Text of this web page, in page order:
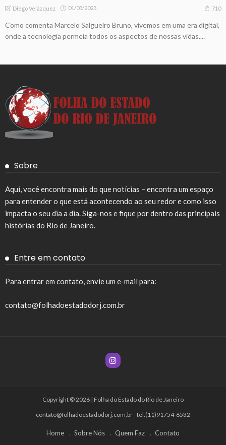
Diego Velázquez 01/03/2023 710
Como comenta Marcelo Salgueiro Bruno, vivemos em uma era digital,
onde a tecnologia permeia todos os aspectos de nossas vidas....
Sobre
Aqui, você encontra mais do que notícias – encontra um espaço
para entender o que está acontecendo ao seu redor e como isso
impacta o seu dia a dia. Siga-nos e fique por dentro das principais
histórias do Rio de Janeiro.
Entre em contato
Para entrar em contato, envie um e-mail para:
contato@folhadoestadodorj.com.br
Copyright © 2026 | Folha do Estado do Rio de Janeiro
contato@folhadoestadodorj.com.br- tel.(11)91754-6532
Home Sobre Nós Quem Faz Contato